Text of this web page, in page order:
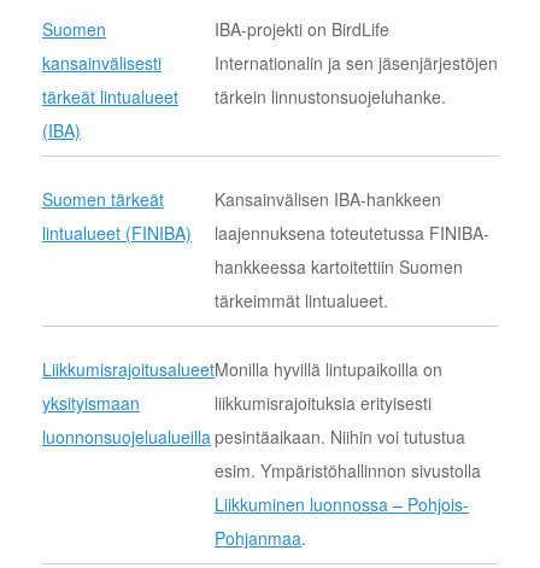
Suomen
kansainvälisesti
tärkeät lintualueet
(IBA)
IBA-projekti on BirdLife
Internationalin ja sen jäsenjärjestöjen
tärkein linnustonsuojeluhanke.
Suomen tärkeät
lintualueet (FINIBA)
Kansainvälisen IBA-hankkeen
laajennuksena toteutetussa FINIBA-
hankkeessa kartoitettiin Suomen
tärkeimmät lintualueet.
Liikkumisrajoitusalueet
yksityismaan
luonnonsuojelualueilla
Monilla hyvillä lintupaikoilla on
liikkumisrajoituksia erityisesti
pesintäaikaan. Niihin voi tutustua
esim. Ympäristöhallinnon sivustolla
Liikkuminen luonnossa – Pohjois-
Pohjanmaa.